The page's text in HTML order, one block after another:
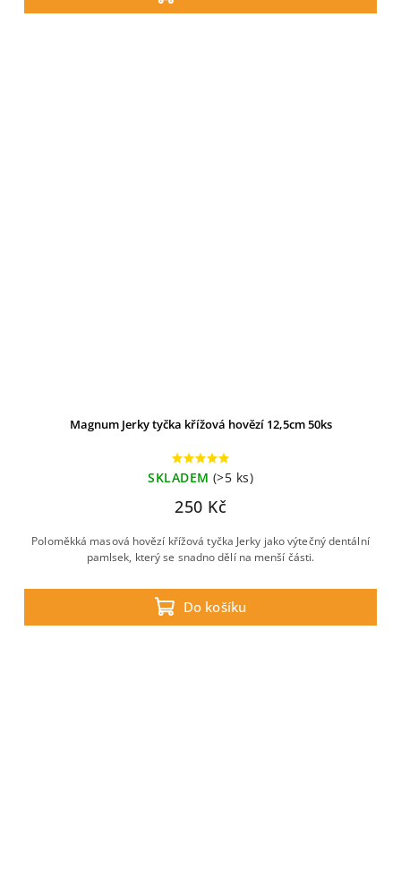
Magnum Jerky tyčka křížová hovězí 12,5cm 50ks
SKLADEM (>5 ks)
250 Kč
Do košíku
Poloměkká masová hovězí křížová tyčka Jerky jako výtečný dentální
pamlsek, který se snadno dělí na menší části.